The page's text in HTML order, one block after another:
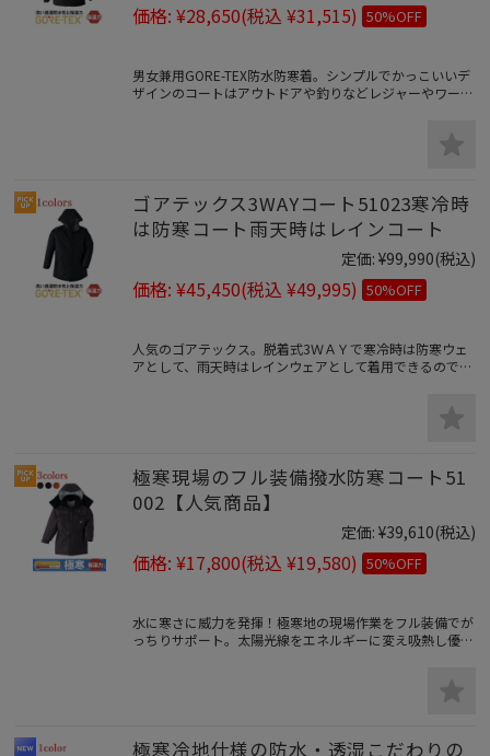
価格: ¥28,650(税込 ¥31,515) 50%OFF
男女兼用GORE-TEX防水防寒着。シンプルでかっこいいデ
ザインのコートはアウトドアや釣りなどレジャーやワーク
ゴアテックス3WAYコート51023寒冷時
は防寒コート雨天時はレインコート
定価: ¥99,990(税込)
価格: ¥45,450(税込 ¥49,995) 50%OFF
人気のゴアテックス。脱着式3ＷＡＹで寒冷時は防寒ウェ
アとして、雨天時はレインウェアとして着用できるので、
極寒現場のフル装備撥水防寒コート51
002【人気商品】
定価: ¥39,610(税込)
価格: ¥17,800(税込 ¥19,580) 50%OFF
水に寒さに威力を発揮！極寒地の現場作業をフル装備でが
っちりサポート。太陽光線をエネルギーに変え吸熱し優れ
極寒冷地仕様の防水・透湿こだわりの